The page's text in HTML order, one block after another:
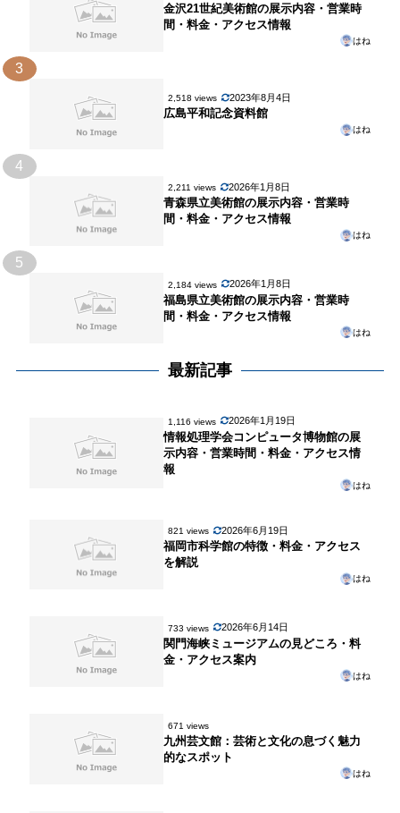
金沢21世紀美術館の展示内容・営業時
間・料金・アクセス情報
はね
3
2,518 views 2023年8月4日
広島平和記念資料館
はね
4
2,211 views 2026年1月8日
青森県立美術館の展示内容・営業時
間・料金・アクセス情報
はね
5
2,184 views 2026年1月8日
福島県立美術館の展示内容・営業時
間・料金・アクセス情報
はね
最新記事
1,116 views 2026年1月19日
情報処理学会コンピュータ博物館の展
示内容・営業時間・料金・アクセス情
報
はね
821 views 2026年6月19日
福岡市科学館の特徴・料金・アクセス
を解説
はね
733 views 2026年6月14日
関門海峡ミュージアムの見どころ・料
金・アクセス案内
はね
671 views
九州芸文館：芸術と文化の息づく魅力
的なスポット
はね